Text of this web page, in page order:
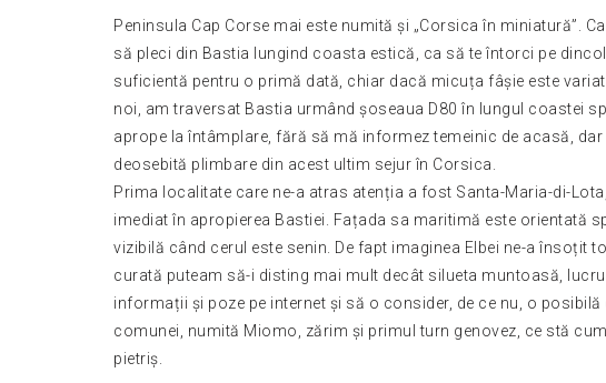
Peninsula Cap Corse mai este numită și „Corsica în miniatură”.
să pleci din Bastia lungind coasta estică, ca să te întorci pe
suficientă pentru o primă dată, chiar dacă micuța fâșie este
noi, am traversat Bastia urmând șoseaua D80 în lungul coastei
aprope la întâmplare, fără să mă informez temeinic de acasă,
deosebită plimbare din acest ultim sejur în Corsica.
Prima localitate care ne-a atras atenția a fost Santa-Maria-di-
imediat în apropierea Bastiei. Fațada sa maritimă este orientată
vizibilă când cerul este senin. De fapt imaginea Elbei ne-a însoțit
curată puteam să-i disting mai mult decât silueta muntoasă,
informații și poze pe internet și să o consider, de ce nu, o
comunei, numită Miomo, zărim și primul turn genovez, ce stă
pietriș.